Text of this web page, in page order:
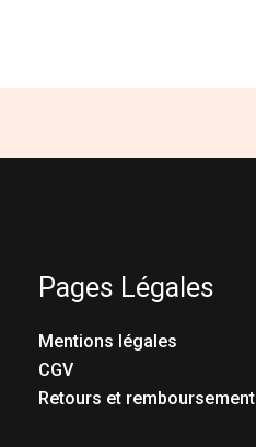
Pages Légales
Mentions légales
CGV
Retours et